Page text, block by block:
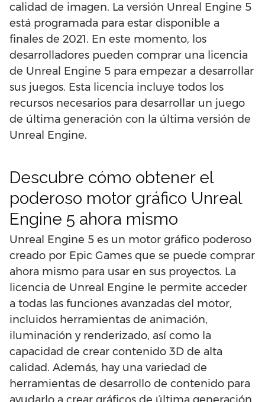
calidad de imagen. La versión Unreal Engine 5
está programada para estar disponible a
finales de 2021. En este momento, los
desarrolladores pueden comprar una licencia
de Unreal Engine 5 para empezar a desarrollar
sus juegos. Esta licencia incluye todos los
recursos necesarios para desarrollar un juego
de última generación con la última versión de
Unreal Engine.
Descubre cómo obtener el
poderoso motor gráfico Unreal
Engine 5 ahora mismo
Unreal Engine 5 es un motor gráfico poderoso
creado por Epic Games que se puede comprar
ahora mismo para usar en sus proyectos. La
licencia de Unreal Engine le permite acceder
a todas las funciones avanzadas del motor,
incluidos herramientas de animación,
iluminación y renderizado, así como la
capacidad de crear contenido 3D de alta
calidad. Además, hay una variedad de
herramientas de desarrollo de contenido para